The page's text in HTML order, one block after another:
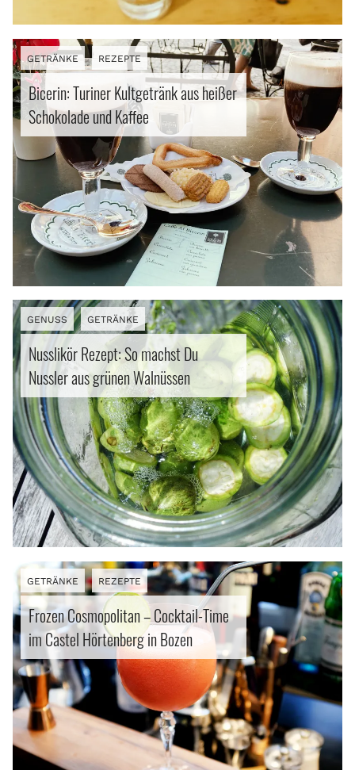
GETRÄNKE REZEPTE
Bicerin: Turiner Kultgetränk aus heißer
Schokolade und Kaffee
GENUSS GETRÄNKE
Nusslikör Rezept: So machst Du
Nussler aus grünen Walnüssen
GETRÄNKE REZEPTE
Frozen Cosmopolitan – Cocktail-Time
im Castel Hörtenberg in Bozen